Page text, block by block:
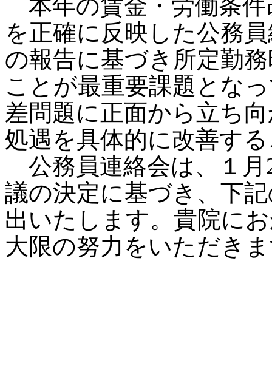
本年の賃金・労働条件
を正確に反映した公務
の報告に基づき所定勤
ことが最重要課題とな
差問題に正面から立ち
処遇を具体的に改善す
公務員連絡会は、１月
議の決定に基づき、下
出いたします。貴院に
大限の努力をいただき